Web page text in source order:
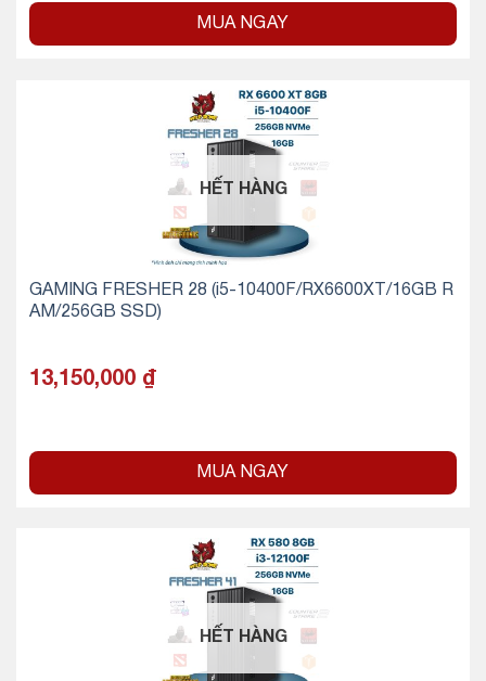
MUA NGAY
HẾT HÀNG
GAMING FRESHER 28 (i5-10400F/RX6600XT/16GB R
AM/256GB SSD)
13,150,000 ₫
MUA NGAY
HẾT HÀNG